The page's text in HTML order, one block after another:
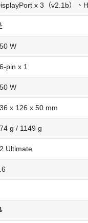
x 3（v2.1b）、
W
pin x 1
W
x 126 x 50 mm
g / 1149 g
Ultimate